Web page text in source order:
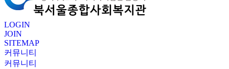
LOGIN
JOIN
SITEMAP
커뮤니티
커뮤니티